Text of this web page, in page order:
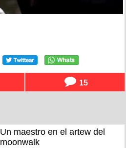
15
Un maestro en el artew del
moonwalk